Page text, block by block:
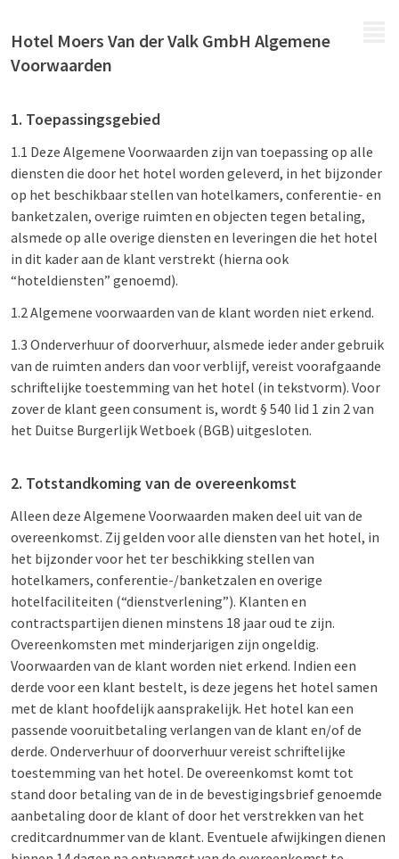
Hotel Moers Van der Valk GmbH Algemene
Voorwaarden
1. Toepassingsgebied
1.1 Deze Algemene Voorwaarden zijn van toepassing op alle
diensten die door het hotel worden geleverd, in het bijzonder
op het beschikbaar stellen van hotelkamers, conferentie- en
banketzalen, overige ruimten en objecten tegen betaling,
alsmede op alle overige diensten en leveringen die het hotel
in dit kader aan de klant verstrekt (hierna ook
“hoteldiensten” genoemd).
1.2 Algemene voorwaarden van de klant worden niet erkend.
1.3 Onderverhuur of doorverhuur, alsmede ieder ander gebruik
van de ruimten anders dan voor verblijf, vereist voorafgaande
schriftelijke toestemming van het hotel (in tekstvorm). Voor
zover de klant geen consument is, wordt § 540 lid 1 zin 2 van
het Duitse Burgerlijk Wetboek (BGB) uitgesloten.
2. Totstandkoming van de overeenkomst
Alleen deze Algemene Voorwaarden maken deel uit van de
overeenkomst. Zij gelden voor alle diensten van het hotel, in
het bijzonder voor het ter beschikking stellen van
hotelkamers, conferentie-/banketzalen en overige
hotelfaciliteiten (“dienstverlening”). Klanten en
contractspartijen dienen minstens 18 jaar oud te zijn.
Overeenkomsten met minderjarigen zijn ongeldig.
Voorwaarden van de klant worden niet erkend. Indien een
derde voor een klant bestelt, is deze jegens het hotel samen
met de klant hoofdelijk aansprakelijk. Het hotel kan een
passende vooruitbetaling verlangen van de klant en/of de
derde. Onderverhuur of doorverhuur vereist schriftelijke
toestemming van het hotel. De overeenkomst komt tot
stand door betaling van de in de bevestigingsbrief genoemde
aanbetaling door de klant of door het verstrekken van het
creditcardnummer van de klant. Eventuele afwijkingen dienen